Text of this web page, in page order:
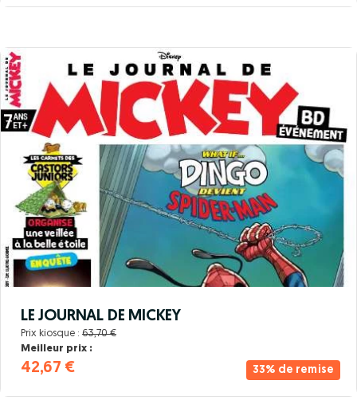
33% de remise
LE JOURNAL DE MICKEY
Prix kiosque : 63,70 €
Meilleur prix :
42,67 €